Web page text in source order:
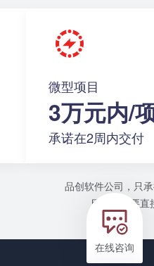
在线咨询
微型项目
3万元内/
承诺在2周内交付
品创软件公司，只
目或者需要